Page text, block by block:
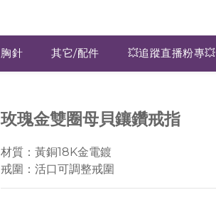
胸針 其它/配件 💥追蹤直播粉專💥
玫瑰金雙圈母貝鑲鑽戒指
材質：黃銅18K金電鍍
戒圍：活口可調整戒圍